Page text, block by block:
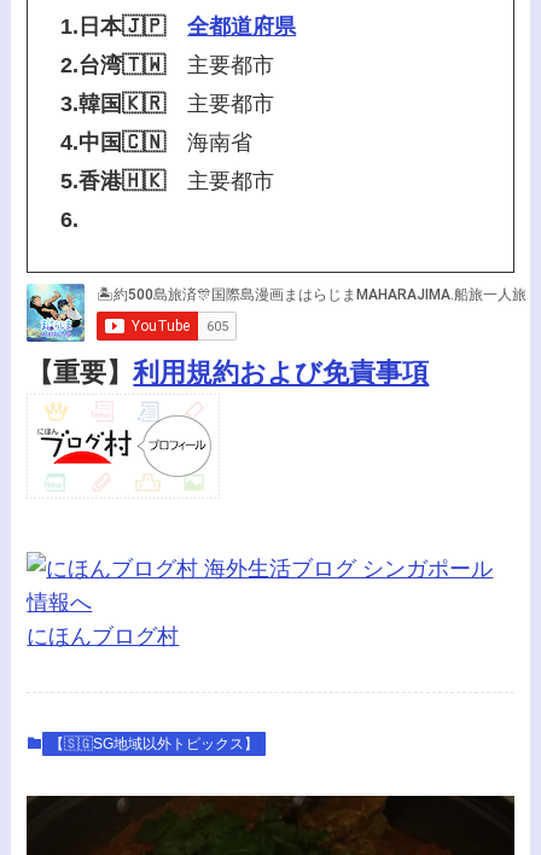
1.日本🇯🇵
全都道府県
2.台湾🇹🇼主要都市
3.韓国🇰🇷主要都市
4.中国🇨🇳海南省
5.香港🇭🇰主要都市
6.
【重要】利用規約および免責事項
にほんブログ村
【🇸🇬SG地域以外トピックス】